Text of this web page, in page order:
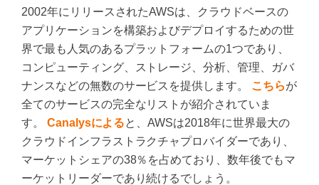
2002年にリリースされたAWSは、クラウドベースの
アプリケーションを構築およびデプロイするための世
界で最も人気のあるプラットフォームの1つであり、
コンピューティング、ストレージ、分析、管理、ガバ
ナンスなどの無数のサービスを提供します。 こちらが
全てのサービスの完全なリストが紹介されていま
す。 Canalysによると、AWSは2018年に世界最大の
クラウドインフラストラクチャプロバイダーであり、
マーケットシェアの38％を占めており、数年後でもマ
ーケットリーダーであり続けるでしょう。